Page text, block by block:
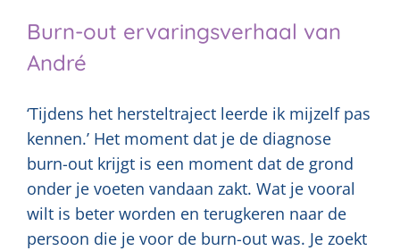
Burn-out ervaringsverhaal van
André
‘Tijdens het hersteltraject leerde ik mijzelf pas
kennen.’ Het moment dat je de diagnose
burn-out krijgt is een moment dat de grond
onder je voeten vandaan zakt. Wat je vooral
wilt is beter worden en terugkeren naar de
persoon die je voor de burn-out was. Je zoekt